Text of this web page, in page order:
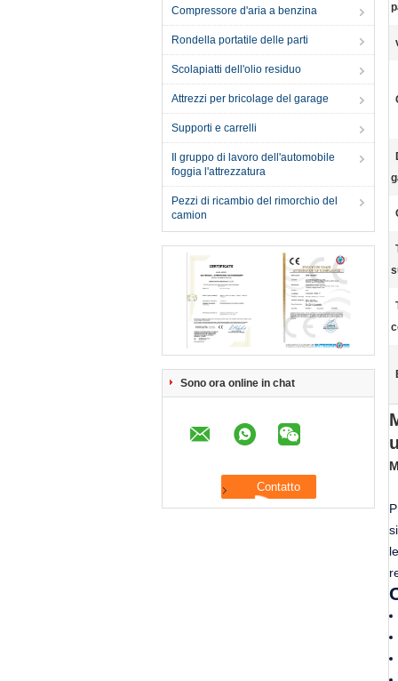
Compressore d'aria a benzina
Rondella portatile delle parti
Scolapiatti dell'olio residuo
Attrezzi per bricolage del garage
Supporti e carrelli
Il gruppo di lavoro dell'automobile
foggia l'attrezzatura
Pezzi di ricambio del rimorchio del
camion
Sono ora online in chat